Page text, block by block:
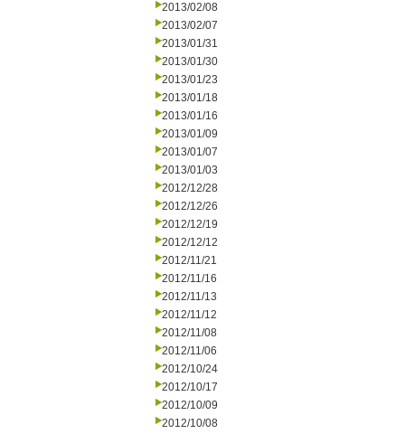
2013/02/08
2013/02/07
2013/01/31
2013/01/30
2013/01/23
2013/01/18
2013/01/16
2013/01/09
2013/01/07
2013/01/03
2012/12/28
2012/12/26
2012/12/19
2012/12/12
2012/11/21
2012/11/16
2012/11/13
2012/11/12
2012/11/08
2012/11/06
2012/10/24
2012/10/17
2012/10/09
2012/10/08